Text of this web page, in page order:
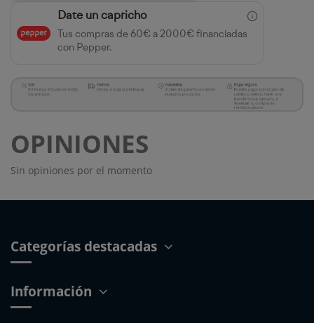
Date un capricho
Tus compras de 60€ a 2000€ financiadas
con Pepper.
OPINIONES
Sin opiniones por el momento
Categorías destacadas
Información